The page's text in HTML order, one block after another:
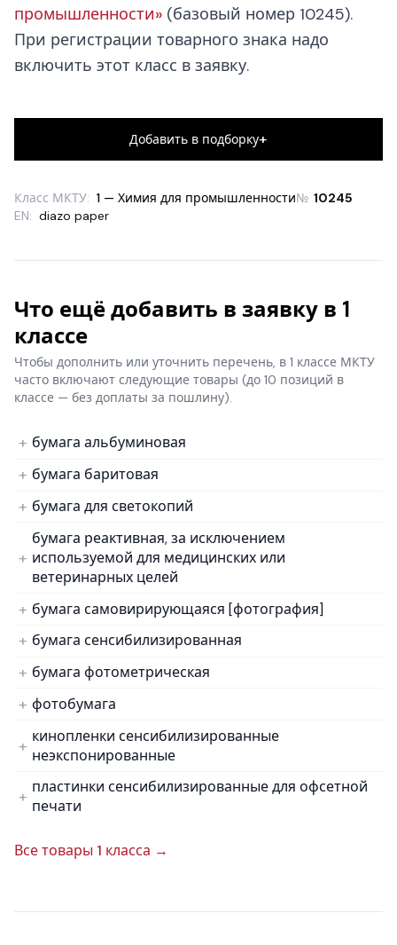
промышленности» (базовый номер 10245).
При регистрации товарного знака надо
включить этот класс в заявку.
Добавить в подборку+
Класс МКТУ: 1 — Химия для промышленности№ 10245
EN: diazo paper
Что ещё добавить в заявку в 1
классе
Чтобы дополнить или уточнить перечень, в 1 классе МКТУ
часто включают следующие товары (до 10 позиций в
классе — без доплаты за пошлину).
бумага альбуминовая
бумага баритовая
бумага для светокопий
бумага реактивная, за исключением
используемой для медицинских или
ветеринарных целей
бумага самовирирующаяся [фотография]
бумага сенсибилизированная
бумага фотометрическая
фотобумага
кинопленки сенсибилизированные
неэкспонированные
пластинки сенсибилизированные для офсетной
печати
Все товары 1 класса →